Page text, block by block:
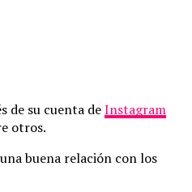
de su cuenta deInstagram
otros.
buena relación con los